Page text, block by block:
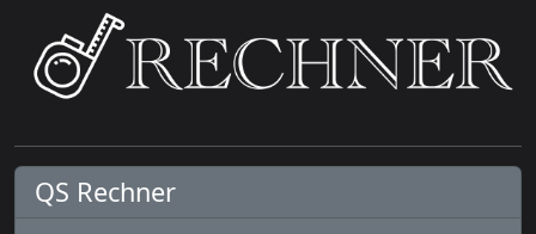
QS Rechner